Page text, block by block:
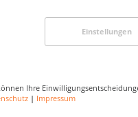
Einstellungen
Ihre
| Impressum